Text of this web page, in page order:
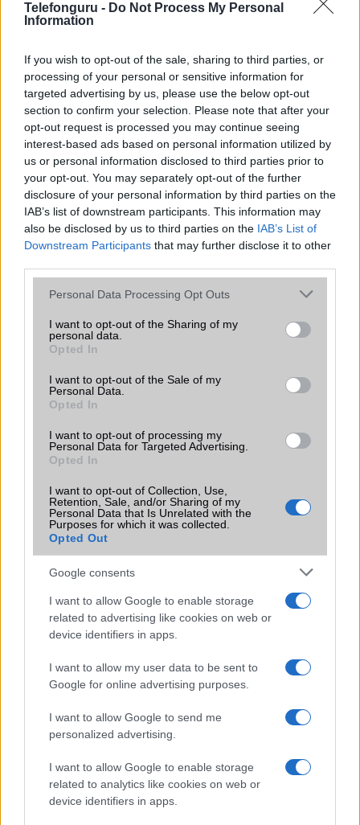
Telefonguru - Do Not Process My Personal
Information
If you wish to opt-out of the sale, sharing to third parties, or
processing of your personal or sensitive information for
targeted advertising by us, please use the below opt-out
section to confirm your selection. Please note that after your
opt-out request is processed you may continue seeing
interest-based ads based on personal information utilized by
us or personal information disclosed to third parties prior to
your opt-out. You may separately opt-out of the further
disclosure of your personal information by third parties on the
IAB’s list of downstream participants. This information may
also be disclosed by us to third parties on the IAB’s List of
Downstream Participants that may further disclose it to other
Please note that this website/app uses one or more Google
not limited to your visit or usage behaviour. You may click to
grant or deny consent to Google and its third-party tags to
use your data for below specified purposes in below Google
consent section.
Personal Data Processing Opt Outs
I want to opt-out of the Sharing of my
personal data.
Opted In
I want to opt-out of the Sale of my
Personal Data.
Opted In
I want to opt-out of processing my
Personal Data for Targeted Advertising.
Opted In
I want to opt-out of Collection, Use,
Retention, Sale, and/or Sharing of my
Personal Data that Is Unrelated with the
Purposes for which it was collected.
Opted Out
Google consents
I want to allow Google to enable storage
related to advertising like cookies on web or
device identifiers in apps.
I want to allow my user data to be sent to
Google for online advertising purposes.
I want to allow Google to send me
personalized advertising.
I want to allow Google to enable storage
related to analytics like cookies on web or
device identifiers in apps.
Beszélgetési idő h /
45W-os gyorstöltés
ALKALMAZÁSOK ÉS ÉRZÉKELŐK
Java Nincs
Flash/Ujjlenyomat olvasó Fingerprint sensor
SNS integráció alap szolgáltatás
Organizer alap szolgáltatás
T9 szótár alkalmazás független szótár
Office alkalmazások alap szolgáltatás
Iránytũ ecompass
Extrák 32-bit/384kHz audio
EGYÉB
Vibra jelzés
SIM típus
Flight mode Van
Funkciók Always-on display
Brand
Védelem IP68
Limited Edition Nincs
N/A = Nincs adat. Legutóbbi frissítés: 2026-07-13 19:00:00
Új és Használt GSM kiemelt ajánlatok